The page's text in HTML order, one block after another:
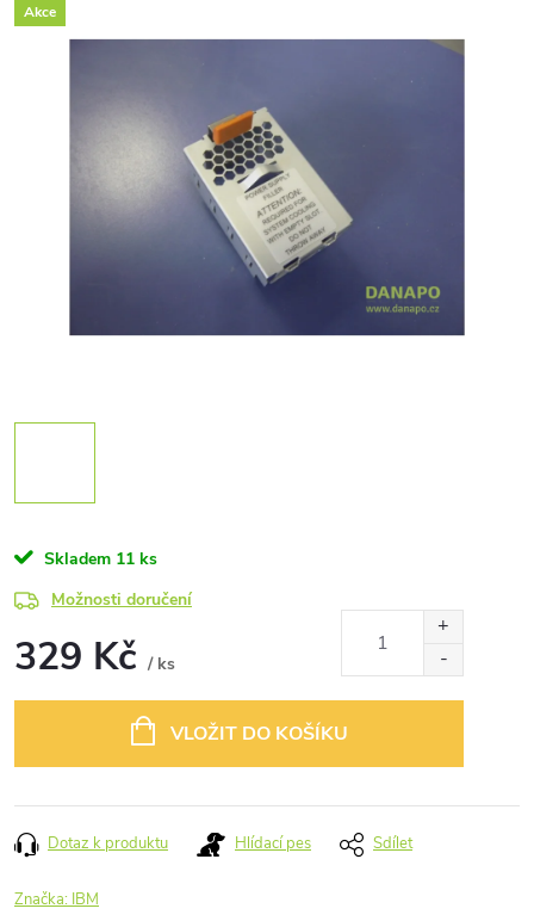
Akce
Skladem 11 ks
Možnosti doručení
329 Kč / ks
VLOŽIT DO KOŠÍKU
Dotaz k produktu Hlídací pes Sdílet
Značka: IBM